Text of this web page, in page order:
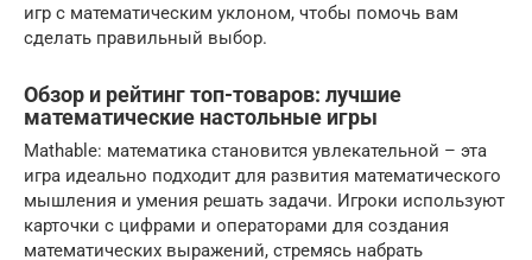
игр с математическим уклоном, чтобы помочь вам
сделать правильный выбор.
Обзор и рейтинг топ-товаров: лучшие
математические настольные игры
Mathable: математика становится увлекательной – эта
игра идеально подходит для развития математического
мышления и умения решать задачи. Игроки используют
карточки с цифрами и операторами для создания
математических выражений, стремясь набрать